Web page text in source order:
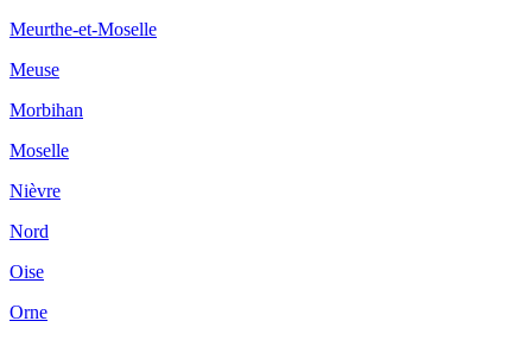
Meurthe-et-Moselle
Meuse
Morbihan
Moselle
Nièvre
Nord
Oise
Orne